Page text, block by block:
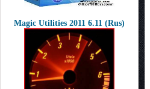
Magic Utilities 2011 6.11 (Rus)